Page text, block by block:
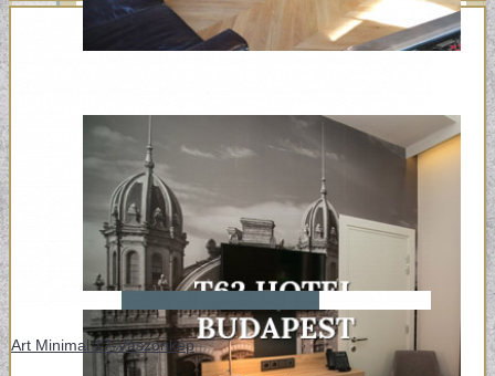
Art Minimal 17-Vászonkép